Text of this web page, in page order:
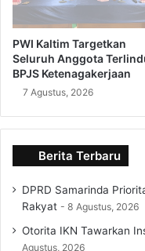
PWI Kaltim Targetkan
Seluruh Anggota
BPJS Ketenagakerjaan
7 Agustus, 2026
Berita Terbaru
DPRD Samarinda
Rakyat
8 Agustus, 2026
Otorita IKN Tawarkan
Agustus, 2026